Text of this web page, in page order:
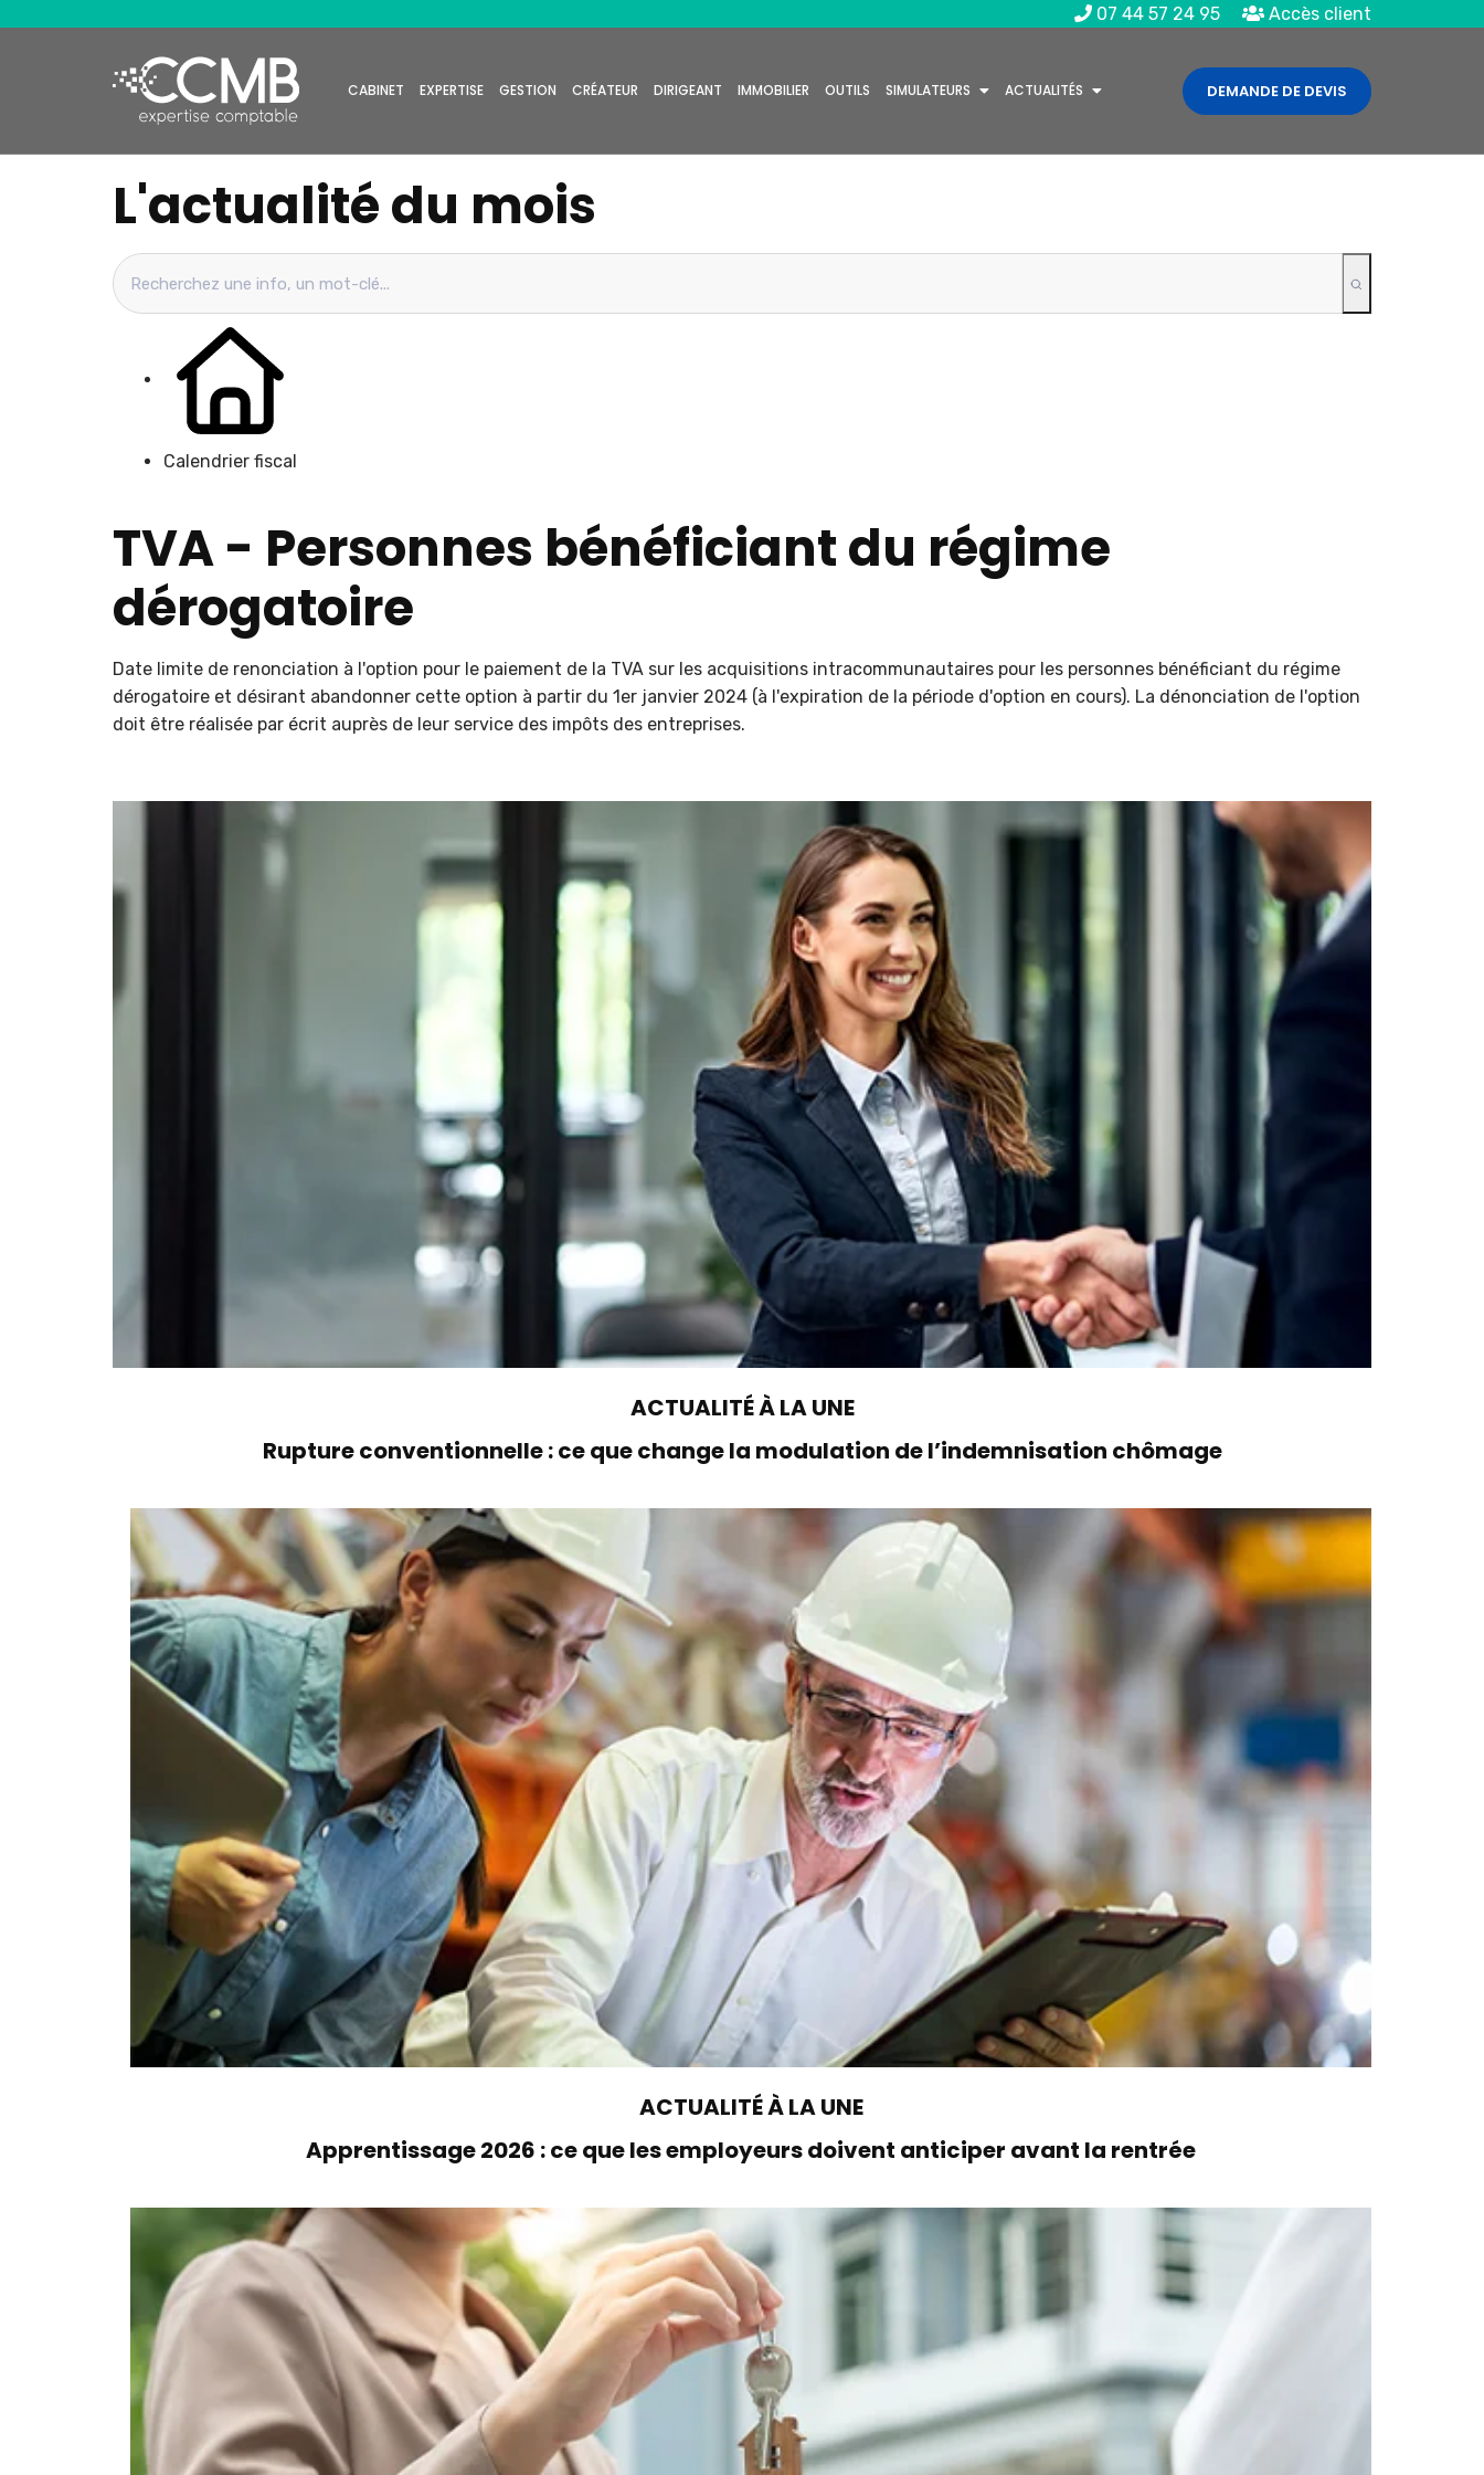
07 44 57 24 95 Accès client
CABINET EXPERTISE GESTION CRÉATEUR DIRIGEANT IMMOBILIER OUTILS SIMULATEURS ACTUALITÉS DEMANDE DE DEVIS
L'actualité du mois
Calendrier fiscal
TVA - Personnes bénéficiant du régime
dérogatoire
Date limite de renonciation à l'option pour le paiement de la TVA sur les acquisitions intracommunautaires pour les personnes bénéficiant du régime
dérogatoire et désirant abandonner cette option à partir du 1er janvier 2024 (à l'expiration de la période d'option en cours). La dénonciation de l'option
doit être réalisée par écrit auprès de leur service des impôts des entreprises.
ACTUALITÉ À LA UNE
Rupture conventionnelle : ce que change la modulation de l’indemnisation chômage
ACTUALITÉ À LA UNE
Apprentissage 2026 : ce que les employeurs doivent anticiper avant la rentrée